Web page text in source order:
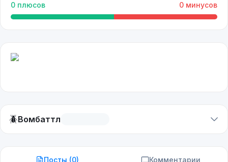
0 плюсов 0 минусов
🪲Вомбаттл
Посты (0) Комментарии